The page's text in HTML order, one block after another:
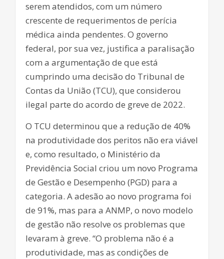
serem atendidos, com um número
crescente de requerimentos de perícia
médica ainda pendentes. O governo
federal, por sua vez, justifica a paralisação
com a argumentação de que está
cumprindo uma decisão do Tribunal de
Contas da União (TCU), que considerou
ilegal parte do acordo de greve de 2022.
O TCU determinou que a redução de 40%
na produtividade dos peritos não era viável
e, como resultado, o Ministério da
Previdência Social criou um novo Programa
de Gestão e Desempenho (PGD) para a
categoria. A adesão ao novo programa foi
de 91%, mas para a ANMP, o novo modelo
de gestão não resolve os problemas que
levaram à greve. “O problema não é a
produtividade, mas as condições de